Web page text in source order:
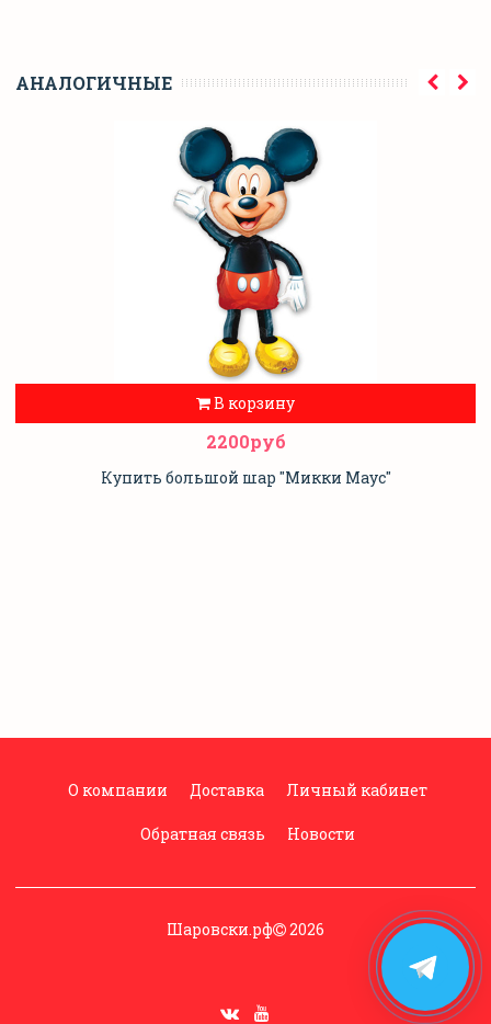
АНАЛОГИЧНЫЕ
В корзину
2200руб
Купить большой шар "Микки Маус"
О компании Доставка Личный кабинет
Обратная связь Новости
Шаровски.рф 2026